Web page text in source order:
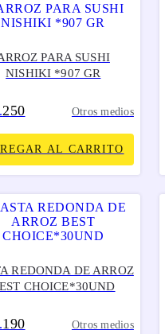
PARA SUSHI
NISHIKI *907 GR
.250 Otros medios
AL CARRITO
REDONDA DE ARROZ
CHOICE*30UND
.190 Otros medios